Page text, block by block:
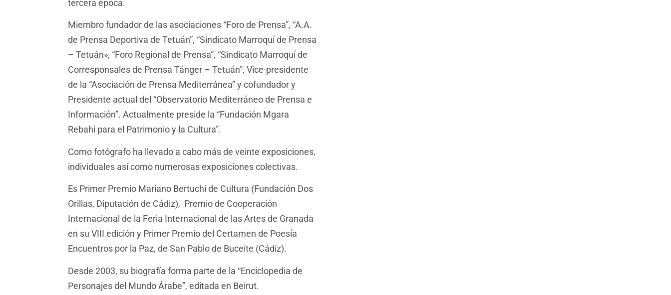
tercera época.
Miembro fundador de las asociaciones “Foro de Prensa”, “A.A.
de Prensa Deportiva de Tetuán”, “Sindicato Marroquí de Prensa
– Tetuán», “Foro Regional de Prensa”, “Sindicato Marroquí de
Corresponsales de Prensa Tánger – Tetuán”, Vice-presidente
de la “Asociación de Prensa Mediterránea” y cofundador y
Presidente actual del “Observatorio Mediterráneo de Prensa e
Información”. Actualmente preside la “Fundación Mgara
Rebahi para el Patrimonio y la Cultura”.
Como fotógrafo ha llevado a cabo más de veinte exposiciones,
individuales así como numerosas exposiciones colectivas.
Es Primer Premio Mariano Bertuchi de Cultura (Fundación Dos
Orillas, Diputación de Cádiz), Premio de Cooperación
Internacional de la Feria Internacional de las Artes de Granada
en su VIII edición y Primer Premio del Certamen de Poesía
Encuentros por la Paz, de San Pablo de Buceite (Cádiz).
Desde 2003, su biografía forma parte de la “Enciclopedia de
Personajes del Mundo Árabe”, editada en Beirut.